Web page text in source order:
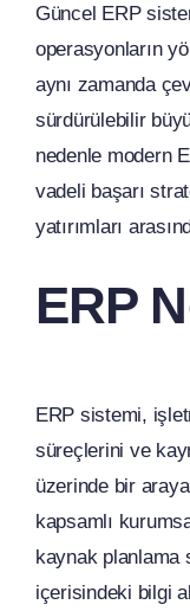
Güncel ERP
operasyonların
aynı zamanda
sürdürülebilir
nedenle modern
vadeli başarı
yatırımları
ERP
ERP sistemi,
süreçlerini ve
üzerinde bir
kapsamlı
kaynak planlama
içerisindeki bilgi